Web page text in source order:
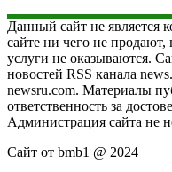
Данный сайт не является
сайте ни чего не
услуги не оказываются.
новостей RSS канала
newsru.com. Материалы
ответственность за
Администрация сайта не
Сайт от bmb1 @ 2024